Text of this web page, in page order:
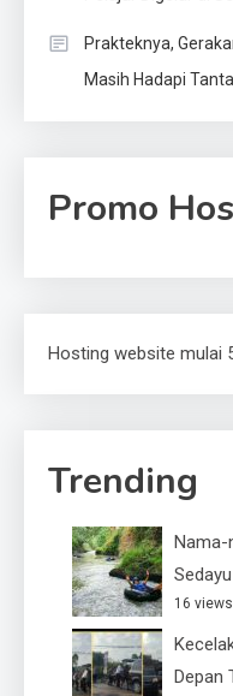
Prakteknya,
Masih Hadapi
Promo
Hosting website mulai
Trending
Nama-
Sedayu
16 views
Depan